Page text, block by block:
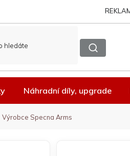
Náhradní díly, upgrade
Výrobce Specna Arms